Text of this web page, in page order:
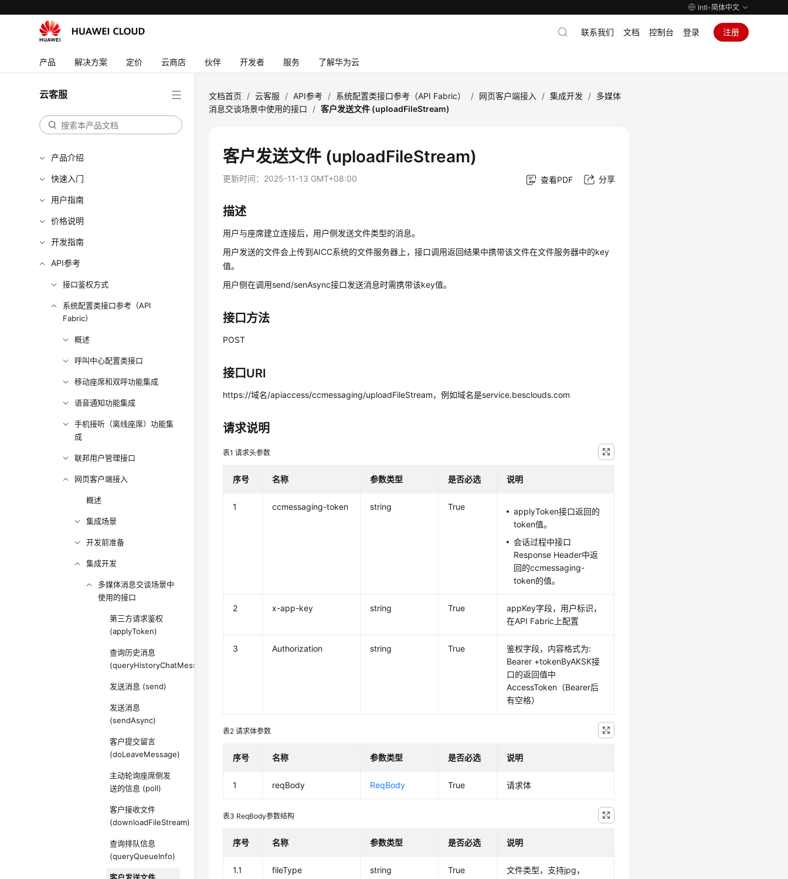
Intl-简体中文
产品 解决方案 定价 云商店 伙伴 开发者 服务 了解华为云
联系我们 文档 控制台 登录 注册
云客服
产品介绍
快速入门
用户指南
价格说明
开发指南
API参考
接口鉴权方式
系统配置类接口参考（API
Fabric）
概述
呼叫中心配置类接口
移动座席和双呼功能集成
语音通知功能集成
手机接听（离线座席）功能集
成
联邦用户管理接口
网页客户端接入
概述
集成场景
开发前准备
集成开发
多媒体消息交谈场景中
使用的接口
第三方请求鉴权
(applyToken)
查询历史消息
(queryHistoryChatMessage)
发送消息 (send)
发送消息
(sendAsync)
客户提交留言
(doLeaveMessage)
主动轮询座席侧发
送的信息 (poll)
客户接收文件
(downloadFileStream)
查询排队信息
(queryQueueInfo)
文档首页 / 云客服 / API参考 / 系统配置类接口参考（API Fabric） / 网页客户端接入 / 集成开发 / 多媒体
消息交谈场景中使用的接口
/ 客户发送文件 (uploadFileStream)
客户发送文件 (uploadFileStream)
更新时间： 2025-11-13 GMT+08:00 查看PDF 分享
描述
用户与座席建立连接后，用户侧发送文件类型的消息。
用户发送的文件会上传到AICC系统的文件服务器上，接口调用返回结果中携带该文件在文件服务器中的key
值。
用户侧在调用send/senAsync接口发送消息时需携带该key值。
接口方法
POST
接口URI
https://域名/apiaccess/ccmessaging/uploadFileStream，例如域名是service.besclouds.com
请求说明
表1请求头参数
序号 名称 参数类型 是否必选 说明
1 ccmessaging-token string True
applyToken接口返回的
token值。
会话过程中接口
Response Header中返
回的ccmessaging-
token的值。
2 x-app-key string True
appKey字段，用户标识，
在API Fabric上配置
3 Authorization string True
鉴权字段，内容格式为:
Bearer +tokenByAKSK接
口的返回值中
AccessToken（Bearer后
有空格）
表2请求体参数
序号 名称 参数类型 是否必选 说明
1 reqBody ReqBody True 请求体
表3 ReqBody参数结构
序号 名称 参数类型 是否必选 说明
1.1 fileType string True
文件类型，支持jpg，